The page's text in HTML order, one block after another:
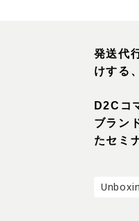
発送代
けする
D2Cコ
ブラン
たセミ